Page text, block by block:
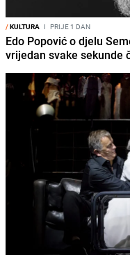
/KULTURA I PRIJE 1 DAN
Edo Popović o djelu
vrijedan svake sekunde